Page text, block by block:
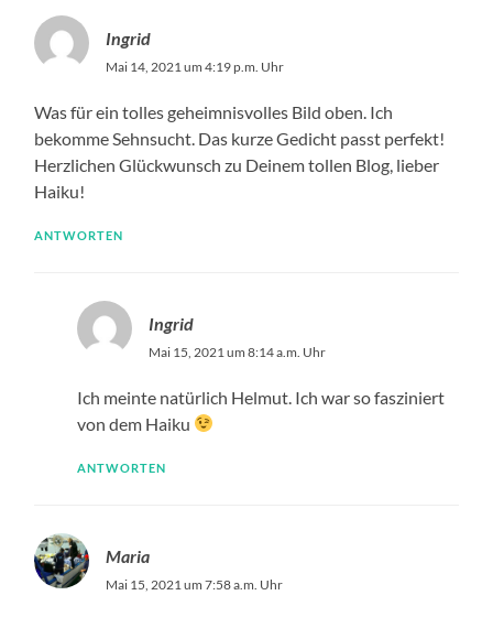
Ingrid
Mai 14, 2021 um 4:19 p.m. Uhr
Was für ein tolles geheimnisvolles Bild oben. Ich
bekomme Sehnsucht. Das kurze Gedicht passt perfekt!
Herzlichen Glückwunsch zu Deinem tollen Blog, lieber
Haiku!
ANTWORTEN
Ingrid
Mai 15, 2021 um 8:14 a.m. Uhr
Ich meinte natürlich Helmut. Ich war so fasziniert
von dem Haiku
ANTWORTEN
Maria
Mai 15, 2021 um 7:58 a.m. Uhr